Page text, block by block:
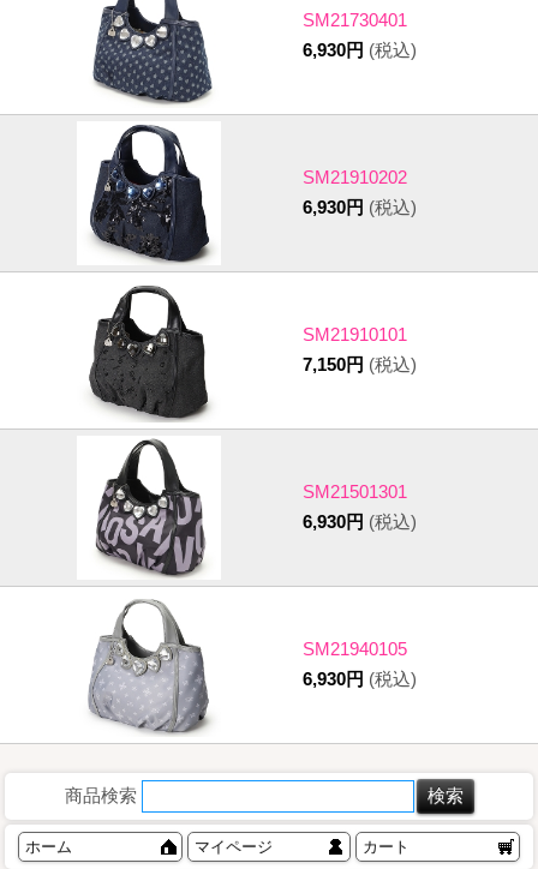
SM21730401
6,930円 (税込)
SM21910202
6,930円 (税込)
SM21910101
7,150円 (税込)
SM21501301
6,930円 (税込)
SM21940105
6,930円 (税込)
商品検索
ホーム マイページ カート